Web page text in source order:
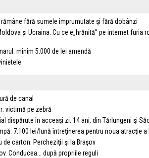
rămâne fără sumele împrumutate şi fără dobânzi
și Ucraina. Cu ce e„hrănită” pe internet
minim 5.000 de lei amendă
de canal
victimă pe zebră
dispărute în acceaşi zi. 14 ani, din Tărlungeni şi
7.100 lei/lună întreţinerea pentru noua atracţie a
de carton. Percheziţii şi la Braşov
Conducea... după propriile reguli